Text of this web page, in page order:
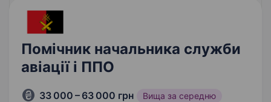
Помічник начальника служби
авіації і ППО
33 000 – 63 000 грн Вища за середню